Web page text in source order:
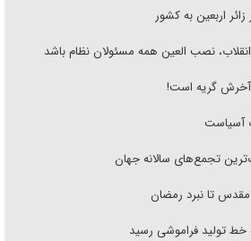
نصب العین همه مسئولان نظام باشد
گریه است!
آسیاست
تجمع‌های سالانه جهان
مقدس تا نبرد رمضان
خط تولید فراموشی رسید